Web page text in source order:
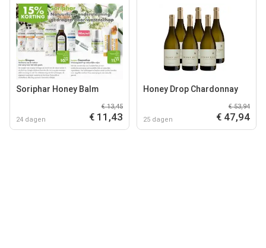
Soriphar Honey Balm
24 dagen
€ 13,45
€ 11,43
Honey Drop Chardonnay
25 dagen
€ 53,94
€ 47,94